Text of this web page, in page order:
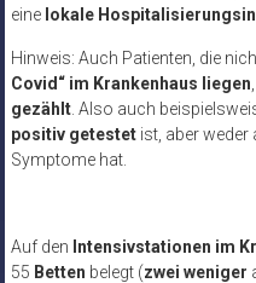
eine lokale
Hinweis: Auch Patienten, die
Covid“ im Krankenhaus liegen
gezählt. Also auch
positiv getestetist, aber weder
Symptome hat.
Auf den Intensivstationen im
55 Betten belegt (zwei weniger